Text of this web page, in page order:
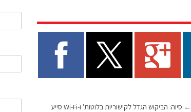
←
סיוה: הביקוש הגדל לקישוריות בלוטות' ו-Wi-Fi סייע